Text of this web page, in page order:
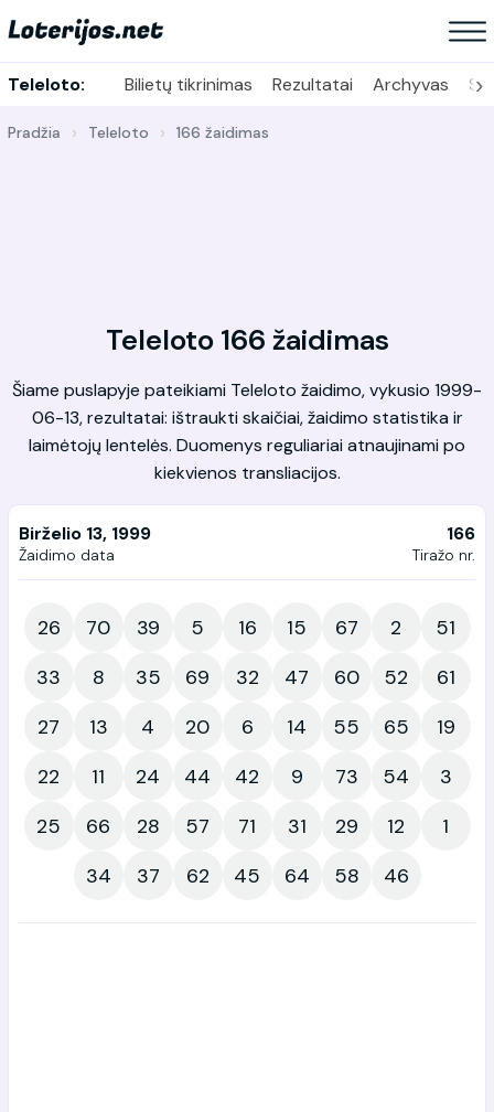
Teleloto: Bilietų tikrinimas Rezultatai Archyvas ›
Pradžia Teleloto 166 žaidimas
Teleloto 166 žaidimas
Šiame puslapyje pateikiami Teleloto žaidimo, vykusio 1999-
06-13, rezultatai: ištraukti skaičiai, žaidimo statistika ir
laimėtojų lentelės. Duomenys reguliariai atnaujinami po
kiekvienos transliacijos.
Birželio 13, 1999
Žaidimo data
166
Tiražo nr.
26 70 39 5 16 15 67 2
51
33
8 35 69 32 47 60 52
61
27
13 4 20 6 14 55 65
19
22
11 24 44 42 9 73 54
3
25
66 28 57 71 31 29 12
1
34
37 62 45 64 58 46